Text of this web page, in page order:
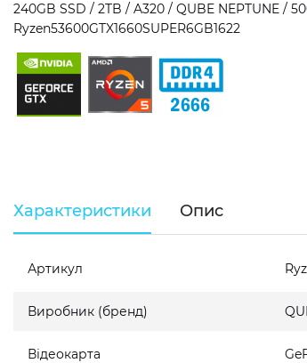
240GB SSD / 2TB / A320 / QUBE NEPTUNE /
Ryzen53600GTX1660SUPER6GB1622
Характеристики Опис
Артикул
Виробник (бренд)
Відеокарта